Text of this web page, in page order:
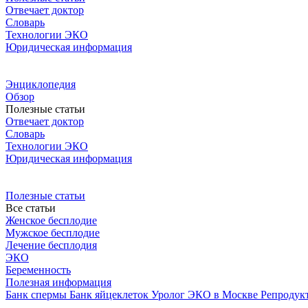
Отвечает доктор
Словарь
Технологии ЭКО
Юридическая информация
Энциклопедия
Обзор
Полезные статьи
Отвечает доктор
Словарь
Технологии ЭКО
Юридическая информация
Полезные статьи
Все статьи
Женское бесплодие
Мужское бесплодие
Лечение бесплодия
ЭКО
Беременность
Полезная информация
Банк спермы Банк яйцеклеток Уролог ЭКО в Москве